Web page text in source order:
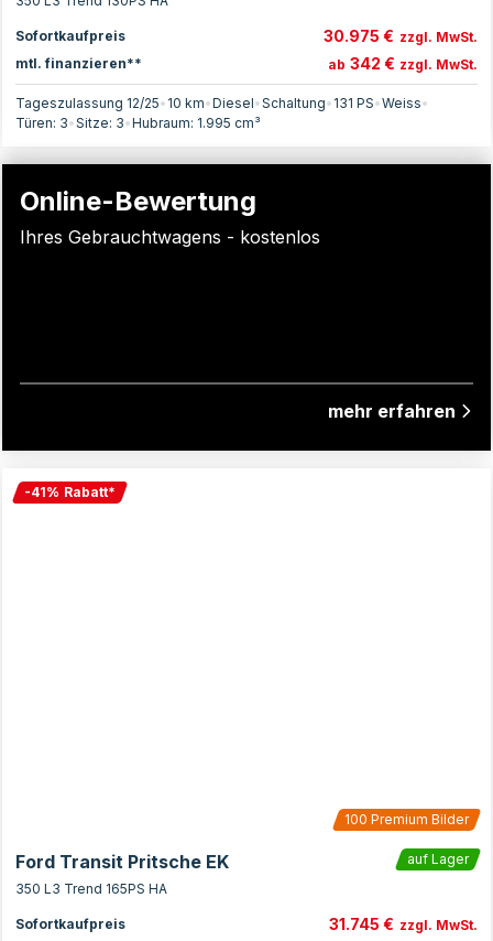
Sofortkaufpreis 30.975 € zzgl. MwSt.
mtl. finanzieren**
ab 342 € zzgl. MwSt.
Tageszulassung 12/25• 10 km•Diesel•Schaltung• 131 PS•Weiss•
Türen: 3•Sitze: 3•Hubraum: 1.995 cm³
Online-Bewertung
Ihres Gebrauchtwagens - kostenlos
mehr erfahren
-41% Rabatt*
100 Premium Bilder
Ford Transit Pritsche EK
auf Lager
350 L3 Trend 165PS HA
Sofortkaufpreis 31.745 € zzgl. MwSt.